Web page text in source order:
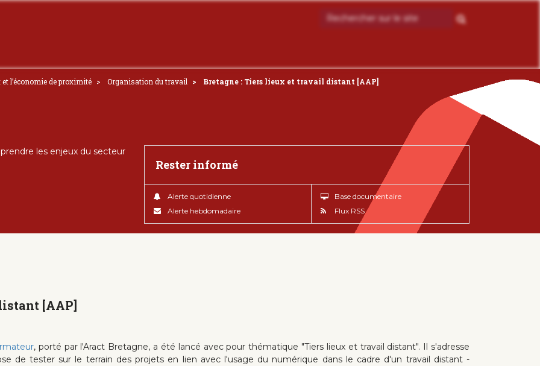
l’économie de proximité Organisation du travail Bretagne : Tiers lieux et travail distant [AAP]
les enjeux du secteur
Rester informé
Alerte quotidienne
Alerte hebdomadaire
Base documentaire
Flux RSS
[AAP]
, porté par l'Aract Bretagne, a été lancé avec pour thématique "Tiers lieux et travail distant". Il s'adresse
de tester sur le terrain des projets en lien avec l'usage du numérique dans le cadre d'un travail distant -